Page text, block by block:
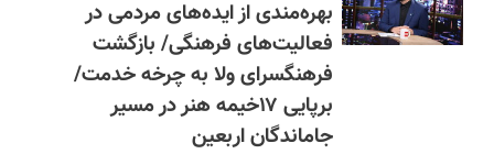
بهره‌مندی از ایده‌های مردمی در
فعالیت‌های فرهنگی/ بازگشت
فرهنگسرای ولا به چرخه خدمت/
برپایی ۱۷خیمه هنر در مسیر
جاماندگان اربعین